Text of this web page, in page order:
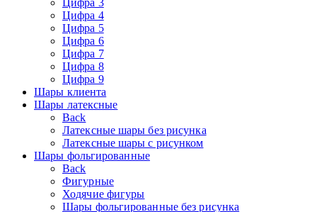
Цифра 4
Цифра 5
Цифра 6
Цифра 7
Цифра 8
Цифра 9
Шары клиента
Шары латексные
Back
Латексные шары без рисунка
Латексные шары с рисунком
Шары фольгированные
Back
Фигурные
Ходячие фигуры
Шары фольгированные без рисунка